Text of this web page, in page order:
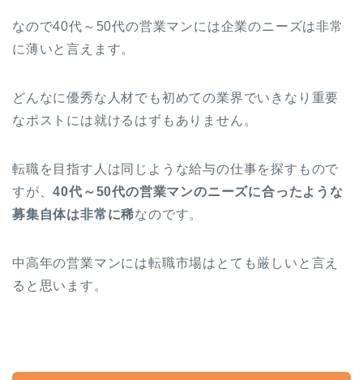
なので40代～50代の営業マンには企業のニーズは非常
に薄いと言えます。
どんなに優秀な人材でも初めての業界でいきなり重要
なポストには就けるはずもありません。
転職を目指す人は同じような給与の仕事を探すもので
すが、40代～50代の営業マンのニーズに合ったような
募集自体は非常に稀なのです。
中高年の営業マンには転職市場はとても厳しいと言え
ると思います。